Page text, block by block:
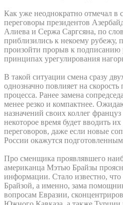
Как уже неоднократно отмечал в
переговоры президентов
Алиева и Сержа Саргсяна, по
приблизились к некоему рубежу,
произойти прорыв к подписанию
принципах урегулирования
В такой ситуации смена сразу
однозначно повлияет на
процесса. Ранее замена
менее резко и компактнее.
назначений своих коллег
некоторое время будет вводить
переговоров, даже если новые
России окажутся
Про сменщика проявлявшего
американца Мэтью Брайзы
информации. Стало известно,
Брайзой, а именно, зама
вопросам Евразии,